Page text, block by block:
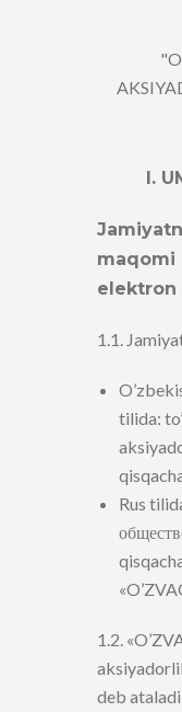
I.
maqomi
elektron
1.1.
tilida:
Rus
1.2.
deb